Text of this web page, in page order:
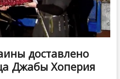
доставлено
Джабы Хоперия